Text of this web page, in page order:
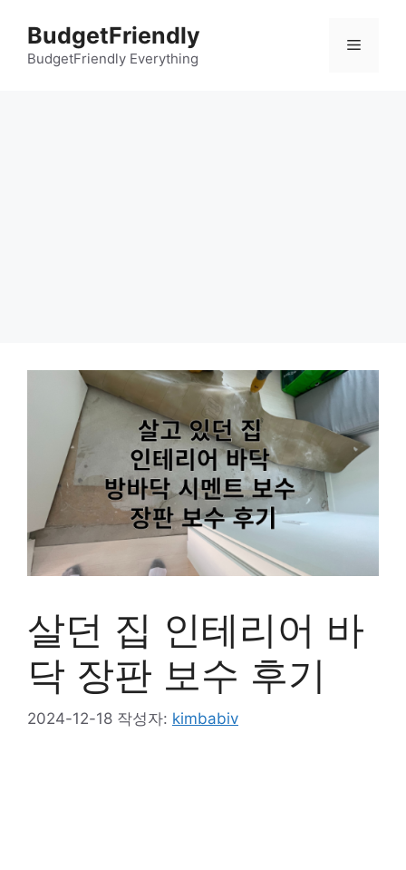
BudgetFriendly
BudgetFriendly Everything
메
살던 집 인테리어 바
닥 장판 보수 후기
2024-12-18 작성자: kimbabiv